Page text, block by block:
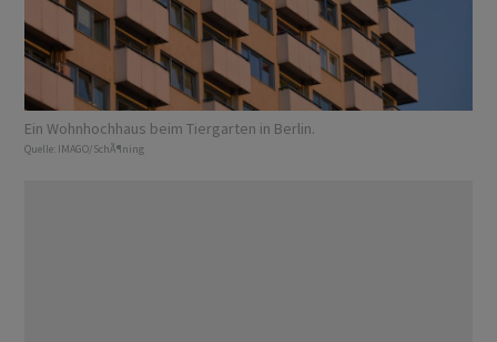
Ein Wohnhochhaus beim Tiergarten in Berlin.
Quelle: IMAGO/SchÃ¶ning